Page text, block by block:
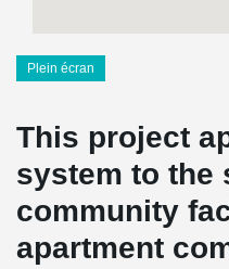
Plein écran
This project
system to the
community
apartment